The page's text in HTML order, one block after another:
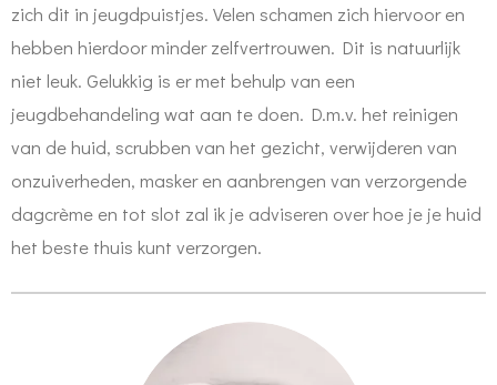
zich dit in jeugdpuistjes. Velen schamen zich hiervoor en
hebben hierdoor minder zelfvertrouwen. Dit is natuurlijk
niet leuk. Gelukkig is er met behulp van een
jeugdbehandeling wat aan te doen. D.m.v. het reinigen
van de huid, scrubben van het gezicht, verwijderen van
onzuiverheden, masker en aanbrengen van verzorgende
dagcrème en tot slot zal ik je adviseren over hoe je je huid
het beste thuis kunt verzorgen.